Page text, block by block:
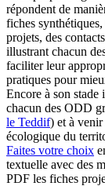
répondent de
fiches
projets, des
illustrant chacun
faciliter leur
pratiques pour
Encore à son stade
chacun des ODD
le Teddif) et à venir
écologique du
Faites votre choix
textuelle avec des
PDF les fiches